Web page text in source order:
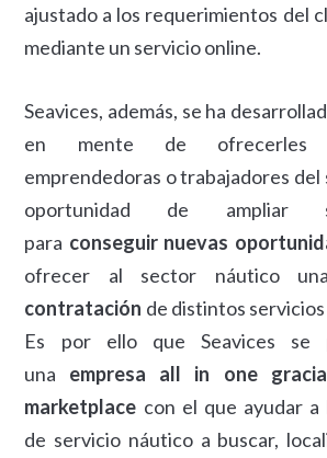
ajustado a los requerimientos del
mediante un servicio online.
Seavices, además, se ha
en mente de ofrecerles
emprendedoras o trabajadores
oportunidad de ampliar
para conseguir nuevas
ofrecer al sector náutico
contratación de distintos
Es por ello que Seavices se
una empresa all in one
marketplace con el que ayudar a
de servicio náutico a buscar,